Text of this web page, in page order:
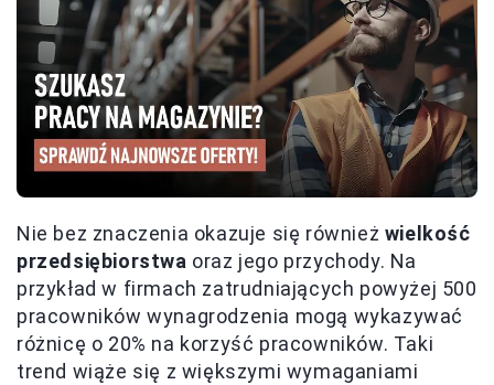
Nie bez znaczenia okazuje się również wielkość
przedsiębiorstwa oraz jego przychody. Na
przykład w firmach zatrudniających powyżej 500
pracowników wynagrodzenia mogą wykazywać
różnicę o 20% na korzyść pracowników. Taki
trend wiąże się z większymi wymaganiami